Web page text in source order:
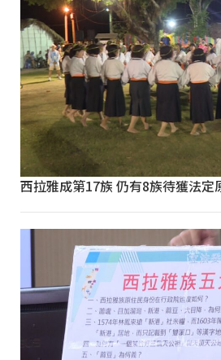
西拉雅成第17族 仍有8族待獲法定